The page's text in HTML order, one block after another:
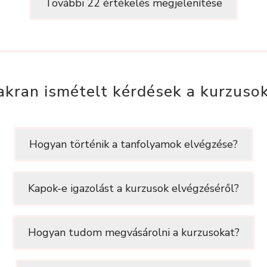
További 22 értékelés megjelenítése
ismételt kérdések a
Hogyan történik a tanfolyamok elvégzése?
Kapok-e igazolást a kurzusok elvégzéséről?
Hogyan tudom megvásárolni a kurzusokat?